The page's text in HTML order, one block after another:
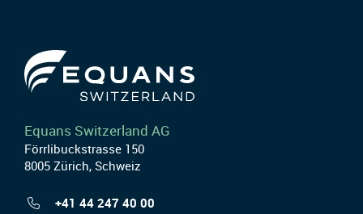
Equans Switzerland AG
Förrlibuckstrasse 150
8005 Zürich, Schweiz
+41 44 247 40 00